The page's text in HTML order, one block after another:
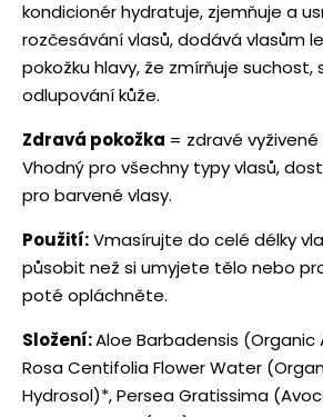
kondicionér hydratuje, zjemňuje a
rozčesávání vlasů, dodává vlasům
pokožku hlavy, že zmírňuje suchost,
odlupování kůže.
Zdravá pokožka = zdravé
Vhodný pro všechny typy vlasů,
pro barvené vlasy.
Použití:Vmasírujte do celé délky
působit než si umyjete tělo nebo
poté opláchněte.
Složení:Aloe Barbadensis (Organic
Rosa Centifolia Flower Water
Hydrosol)*, Persea Gratissima